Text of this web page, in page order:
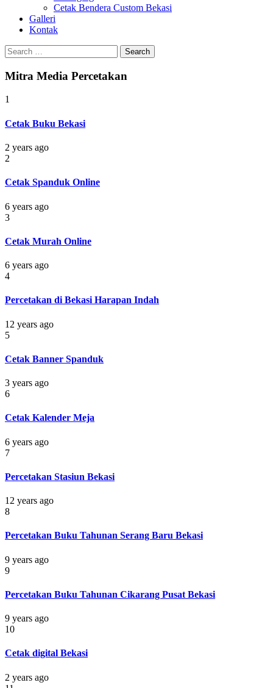
Cetak Bendera Custom Bekasi
Galleri
Kontak
Search
for:
Mitra Media Percetakan
1
Cetak Buku Bekasi
2 years ago
2
Cetak Spanduk Online
6 years ago
3
Cetak Murah Online
6 years ago
4
Percetakan di Bekasi Harapan Indah
12 years ago
5
Cetak Banner Spanduk
3 years ago
6
Cetak Kalender Meja
6 years ago
7
Percetakan Stasiun Bekasi
12 years ago
8
Percetakan Buku Tahunan Serang Baru Bekasi
9 years ago
9
Percetakan Buku Tahunan Cikarang Pusat Bekasi
9 years ago
10
Cetak digital Bekasi
2 years ago